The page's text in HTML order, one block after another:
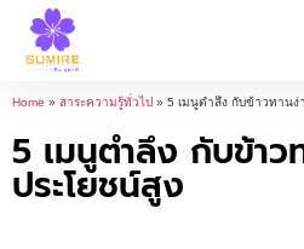
Home » สาระความรู้ทั่วไป » 5 เมนูตำลึง กับข้าวทานง่
5 เมนูตำลึง กับข้าว
ประโยชน์สูง